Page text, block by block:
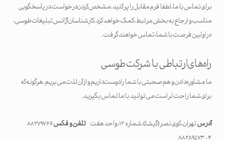
برای تماس با ما،‌ لطفا فرم مقابل را پر کنید. مشخص کردن درخواست، در پاسخگویی
مناسب و ارجاع به بخش مرتبط، کمک خواهد کرد. کارشناسان آژانس تبلیغات طوسی،
در اولین فرصت با شما، تماس خواهند گرفت.
راه‌های ارتباطی با شرکت طوسی
ما مشاوره دادن و هم صحبتی با شما را دوست داریم و از آن لذت می بریم. هرگونه که
برای شما راحت تر است می توانید با ما تماس بگیرید.
آدرستهران، کوی نصر(گیشا)، شماره ۱۲، واحد هفت تلفن و فکس
۸۸۲۷۹۷۶۶
۴-۸۸۲۸۹۵۷۳